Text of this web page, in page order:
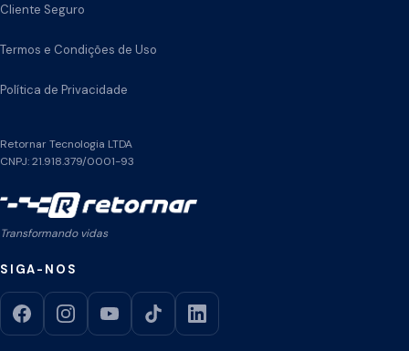
Cliente Seguro
Termos e Condições de Uso
Política de Privacidade
Retornar Tecnologia LTDA
CNPJ: 21.918.379/0001-93
Transformando vidas
SIGA-NOS